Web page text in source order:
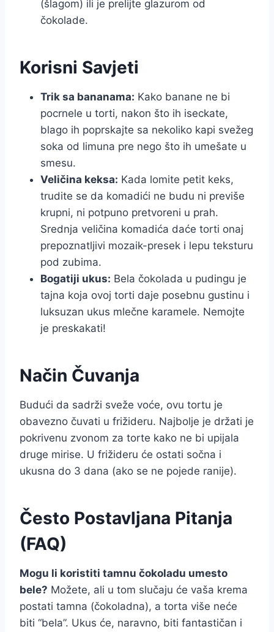
(šlagom) ili je prelijte glazurom od
čokolade.
Korisni Savjeti
Trik sa bananama: Kako banane ne bi
pocrnele u torti, nakon što ih iseckate,
blago ih poprskajte sa nekoliko kapi svežeg
soka od limuna pre nego što ih umešate u
smesu.
Veličina keksa: Kada lomite petit keks,
trudite se da komadići ne budu ni previše
krupni, ni potpuno pretvoreni u prah.
Srednja veličina komadića daće torti onaj
prepoznatljivi mozaik-presek i lepu teksturu
pod zubima.
Bogatiji ukus: Bela čokolada u pudingu je
tajna koja ovoj torti daje posebnu gustinu i
luksuzan ukus mlečne karamele. Nemojte
je preskakati!
Način Čuvanja
Budući da sadrži sveže voće, ovu tortu je
obavezno čuvati u frižideru. Najbolje je držati je
pokrivenu zvonom za torte kako ne bi upijala
druge mirise. U frižideru će ostati sočna i
ukusna do 3 dana (ako se ne pojede ranije).
Često Postavljana Pitanja
(FAQ)
Mogu li koristiti tamnu čokoladu umesto
bele? Možete, ali u tom slučaju će vaša krema
postati tamna (čokoladna), a torta više neće
biti “bela”. Ukus će, naravno, biti fantastičan i